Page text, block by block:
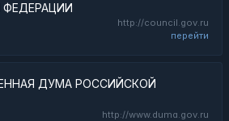
http://council.gov.ru
перейти
ДУМА РОССИЙСКОЙ
http://www.duma.gov.ru